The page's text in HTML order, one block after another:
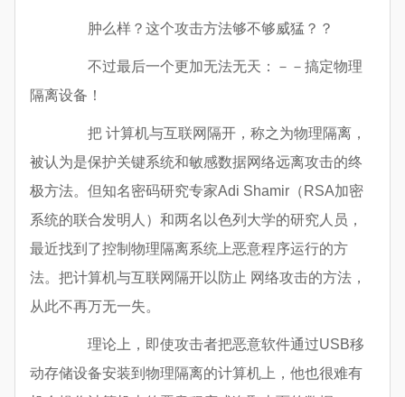
肿么样？这个攻击方法够不够威猛？？
不过最后一个更加无法无天：－－搞定物理
隔离设备！
把 计算机与互联网隔开，称之为物理隔离，
被认为是保护关键系统和敏感数据网络远离攻击的终
极方法。但知名密码研究专家Adi Shamir（RSA加密
系统的联合发明人）和两名以色列大学的研究人员，
最近找到了控制物理隔离系统上恶意程序运行的方
法。把计算机与互联网隔开以防止 网络攻击的方法，
从此不再万无一失。
理论上，即使攻击者把恶意软件通过USB移
动存储设备安装到物理隔离的计算机上，他也很难有